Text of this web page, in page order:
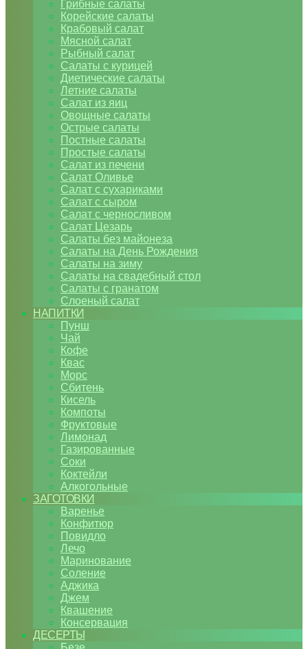
Грибные салаты
Корейские салаты
Крабовый салат
Мясной салат
Рыбный салат
Салаты с курицей
Диетические салаты
Летние салаты
Салат из яиц
Овощные салаты
Острые салаты
Постные салаты
Простые салаты
Салат из печени
Салат Оливье
Салат с сухариками
Салат с сыром
Салат с черносливом
Салат Цезарь
Салаты без майонеза
Салаты на День Рождения
Салаты на зиму
Салаты на свадебный стол
Салаты с гранатом
Слоеный салат
НАПИТКИ
Пунш
Чай
Кофе
Квас
Морс
Сбитень
Кисель
Компоты
Фруктовые
Лимонад
Газированные
Соки
Коктейли
Алкогольные
ЗАГОТОВКИ
Варенье
Конфитюр
Повидло
Лечо
Маринование
Соление
Аджика
Джем
Квашение
Консервация
ДЕСЕРТЫ